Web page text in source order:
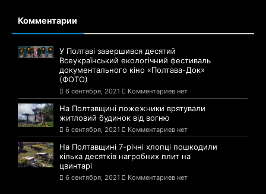
Комментарии
У Полтаві завершився десятий
Всеукраїнський екологічний фестиваль
документального кіно «Полтава-Док»
(ФОТО)
6 сентября, 2021 Комментариев нет
На Полтавщині пожежники врятували
житловий будинок від вогню
6 сентября, 2021 Комментариев нет
На Полтавщині 7-річні хлопці пошкодили
кілька десятків нагробних плит на
цвинтарі
6 сентября, 2021 Комментариев нет